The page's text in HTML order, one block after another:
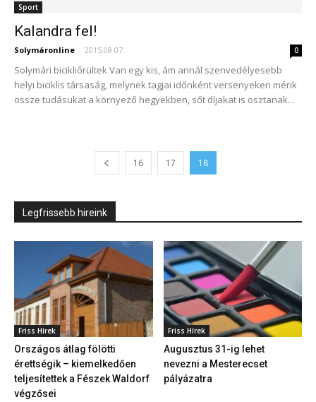
Sport
Kalandra fel!
Solymáronline - 2015.08.07. 0
Solymári bicikliőrültek Van egy kis, ám annál szenvedélyesebb
helyi biciklis társaság, melynek tagjai időnként versenyeken mérik
össze tudásukat a környező hegyekben, sőt díjakat is osztanak...
16 17 18
Legfrissebb hireink
Friss Hírek
Országos átlag fölötti
érettségik – kiemelkedően
teljesítettek a Fészek Waldorf
végzősei
Friss Hírek
Augusztus 31-ig lehet
nevezni a Mesterecset
pályázatra